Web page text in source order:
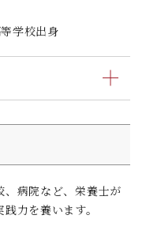
学校出身
2免除になるのが大
などの実践的な授
に身につけ、地域の
目標です。
、病院など、栄養士が
力を養います。